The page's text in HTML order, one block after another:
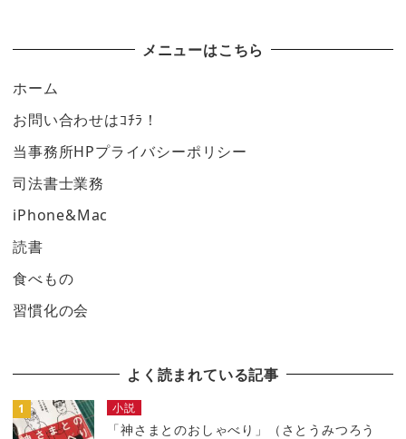
メニューはこちら
ホーム
お問い合わせはｺﾁﾗ！
当事務所HPプライバシーポリシー
司法書士業務
iPhone&Mac
読書
食べもの
習慣化の会
よく読まれている記事
小説
「神さまとのおしゃべり」（さとうみつろう